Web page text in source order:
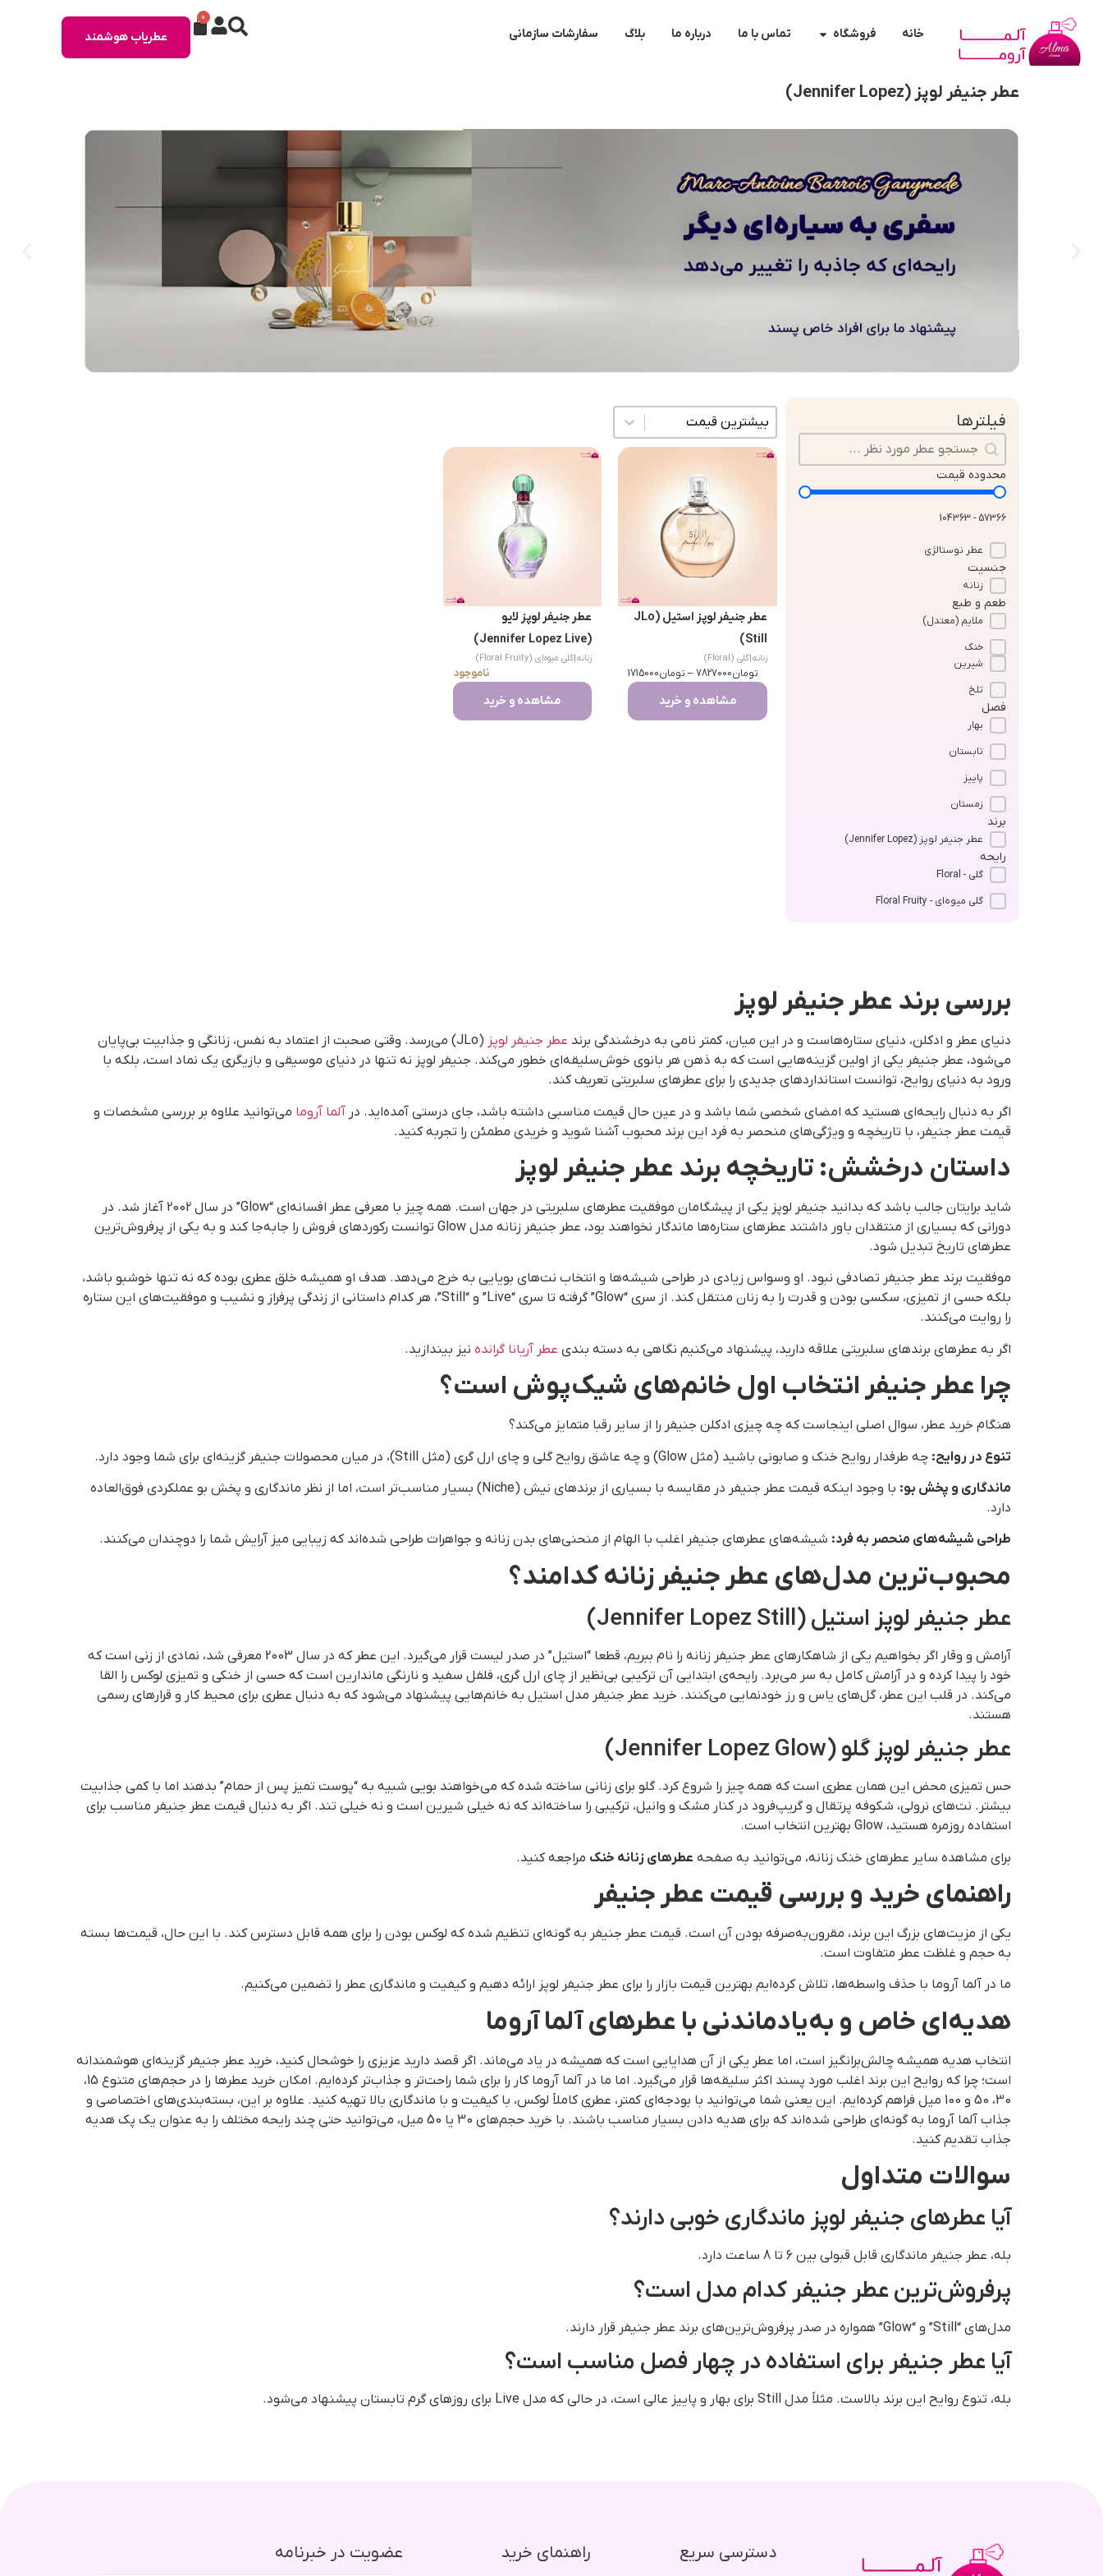
خانه فروشگاه تماس با ما درباره ما بلاگ سفارشات سازمانی
0
عطریاب هوشمند
عطر جنیفر لوپز (Jennifer Lopez)
فیلترها
جستجو در محتوا
محدوده قیمت
57366 - 104363
عطر نوستالژی
جنسیت
زنانه
طعم و طبع
ملایم (معتدل)
خنک
شیرین
تلخ
فصل
بهار
تابستان
پاییز
زمستان
برند
عطر جنیفر لوپز (Jennifer Lopez)
رایحه
گلی - Floral
گلی میوه‌ای - Floral Fruity
مرتب سازی محتوا
عطر جنیفر لوپز استیل (JLo
Still)
زنانه گلی (Floral)
تومان7827000
– تومان1715000
مشاهده و خرید
عطر جنیفر لوپز لایو
(Jennifer Lopez Live)
زنانه گلی میوه‌ای (Floral Fruity)
ناموجود
مشاهده و خرید
بررسی برند عطر جنیفر لوپز
دنیای عطر و ادکلن، دنیای ستاره‌هاست و در این میان، کمتر نامی به درخشندگی برند عطر جنیفر لوپز
(JLo) می‌رسد. وقتی صحبت از اعتماد به نفس، زنانگی و جذابیت بی‌پایان
می‌شود، عطر جنیفر یکی از اولین گزینه‌هایی است که به ذهن هر بانوی خوش‌سلیقه‌ای خطور می‌کند. جنیفر لوپز نه تنها در دنیای موسیقی و بازیگری یک نماد است، بلکه با
ورود به دنیای روایح، توانست استانداردهای جدیدی را برای عطرهای سلبریتی تعریف کند.
اگر به دنبال رایحه‌ای هستید که امضای شخصی شما باشد و در عین حال قیمت مناسبی داشته باشد، جای درستی آمده‌اید. در آلما آروما می‌توانید علاوه بر بررسی مشخصات و
قیمت عطر جنیفر، با تاریخچه و ویژگی‌های منحصر به فرد این برند محبوب آشنا شوید و خریدی مطمئن را تجربه کنید.
داستان درخشش: تاریخچه برند عطر جنیفر لوپز
شاید برایتان جالب باشد که بدانید جنیفر لوپز یکی از پیشگامان موفقیت عطرهای سلبریتی در جهان است. همه چیز با معرفی عطر افسانه‌ای “Glow” در سال 2002 آغاز شد. در
دورانی که بسیاری از منتقدان باور داشتند عطرهای ستاره‌ها ماندگار نخواهند بود، عطر جنیفر زنانه مدل Glow توانست رکوردهای فروش را جابه‌جا کند و به یکی از پرفروش‌ترین
عطرهای تاریخ تبدیل شود.
موفقیت برند عطر جنیفر تصادفی نبود. او وسواس زیادی در طراحی شیشه‌ها و انتخاب نت‌های بویایی به خرج می‌دهد. هدف او همیشه خلق عطری بوده که نه تنها خوشبو باشد،
بلکه حسی از تمیزی، سکسی بودن و قدرت را به زنان منتقل کند. از سری “Glow” گرفته تا سری “Live” و “Still”، هر کدام داستانی از زندگی پرفراز و نشیب و موفقیت‌های این ستاره
را روایت می‌کنند.
اگر به عطرهای برندهای سلبریتی علاقه دارید، پیشنهاد می‌کنیم نگاهی به دسته بندی عطر آریانا گرانده نیز بیندازید.
چرا عطر جنیفر انتخاب اول خانم‌های شیک‌پوش است؟
هنگام خرید عطر، سوال اصلی اینجاست که چه چیزی ادکلن جنیفر را از سایر رقبا متمایز می‌کند؟
تنوع در روایح: چه طرفدار روایح خنک و صابونی باشید (مثل Glow) و چه عاشق روایح گلی و چای ارل گری (مثل Still)، در میان محصولات جنیفر گزینه‌ای برای شما وجود دارد.
ماندگاری و پخش بو:
با وجود اینکه قیمت عطر جنیفر در مقایسه با بسیاری از برندهای نیش (Niche) بسیار مناسب‌تر است، اما از نظر ماندگاری و پخش بو عملکردی فوق‌العاده
دارد.
طراحی شیشه‌های منحصر به فرد: شیشه‌های عطرهای جنیفر اغلب با الهام از منحنی‌های بدن زنانه و جواهرات طراحی شده‌اند که زیبایی میز آرایش شما را دوچندان می‌کنند.
محبوب‌ترین مدل‌های عطر جنیفر زنانه کدامند؟
عطر جنیفر لوپز استیل (Jennifer Lopez Still)
آرامش و وقار اگر بخواهیم یکی از شاهکارهای عطر جنیفر زنانه را نام ببریم، قطعا “استیل” در صدر لیست قرار می‌گیرد. این عطر که در سال 2003 معرفی شد، نمادی از زنی است که
خود را پیدا کرده و در آرامش کامل به سر می‌برد. رایحه‌ی ابتدایی آن ترکیبی بی‌نظیر از چای ارل گری، فلفل سفید و نارنگی ماندارین است که حسی از خنکی و تمیزی لوکس را القا
می‌کند. در قلب این عطر، گل‌های یاس و رز خودنمایی می‌کنند. خرید عطر جنیفر مدل استیل به خانم‌هایی پیشنهاد می‌شود که به دنبال عطری برای محیط کار و قرارهای رسمی
هستند.
عطر جنیفر لوپز گلو (Jennifer Lopez Glow)
حس تمیزی محض این همان عطری است که همه چیز را شروع کرد. گلو برای زنانی ساخته شده که می‌خواهند بویی شبیه به “پوست تمیز پس از حمام” بدهند اما با کمی جذابیت
بیشتر. نت‌های نرولی، شکوفه پرتقال و گریپ‌فرود در کنار مشک و وانیل، ترکیبی را ساخته‌اند که نه خیلی شیرین است و نه خیلی تند. اگر به دنبال قیمت عطر جنیفر مناسب برای
استفاده روزمره هستید، Glow بهترین انتخاب است.
برای مشاهده سایر عطرهای خنک زنانه، می‌توانید به صفحه عطرهای زنانه خنک مراجعه کنید.
راهنمای خرید و بررسی قیمت عطر جنیفر
یکی از مزیت‌های بزرگ این برند، مقرون‌به‌صرفه بودن آن است. قیمت عطر جنیفر به گونه‌ای تنظیم شده که لوکس بودن را برای همه قابل دسترس کند. با این حال، قیمت‌ها بسته
به حجم و غلظت عطر متفاوت است.
ما در آلما آروما با حذف واسطه‌ها، تلاش کرده‌ایم بهترین قیمت بازار را برای عطر جنیفر لوپز ارائه دهیم و کیفیت و ماندگاری عطر را تضمین می‌کنیم.
هدیه‌ای خاص و به‌یادماندنی با عطرهای آلما آروما
انتخاب هدیه همیشه چالش‌برانگیز است، اما عطر یکی از آن هدایایی است که همیشه در یاد می‌ماند. اگر قصد دارید عزیزی را خوشحال کنید، خرید عطر جنیفر گزینه‌ای هوشمندانه
است؛ چرا که روایح این برند اغلب مورد پسند اکثر سلیقه‌ها قرار می‌گیرد. اما ما در آلما آروما کار را برای شما راحت‌تر و جذاب‌تر کرده‌ایم. امکان خرید عطرها را در حجم‌های متنوع 15،
30، 50 و 100 میل فراهم کرده‌ایم. این یعنی شما می‌توانید با بودجه‌ای کمتر، عطری کاملاً لوکس، با کیفیت و با ماندگاری بالا تهیه کنید. علاوه بر این، بسته‌بندی‌های اختصاصی و
جذاب آلما آروما به گونه‌ای طراحی شده‌اند که برای هدیه دادن بسیار مناسب باشند. با خرید حجم‌های 30 یا 50 میل، می‌توانید حتی چند رایحه مختلف را به عنوان یک پک هدیه
جذاب تقدیم کنید.
سوالات متداول
آیا عطرهای جنیفر لوپز ماندگاری خوبی دارند؟
بله، عطر جنیفر ماندگاری قابل قبولی بین 6 تا 8 ساعت دارد.
پرفروش‌ترین عطر جنیفر کدام مدل است؟
مدل‌های “Still” و “Glow” همواره در صدر پرفروش‌ترین‌های برند عطر جنیفر قرار دارند.
آیا عطر جنیفر برای استفاده در چهار فصل مناسب است؟
بله، تنوع روایح این برند بالاست. مثلاً مدل Still برای بهار و پاییز عالی است، در حالی که مدل Live برای روزهای گرم تابستان پیشنهاد می‌شود.
دسترسی سریع راهنمای خرید عضویت در خبرنامه